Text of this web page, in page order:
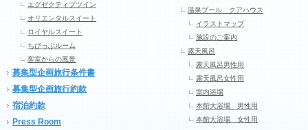
エグゼクティブツイン
オリエンタルスイート
ロイヤルスイート
ちびっぷルーム
客室からの風景
募集型企画旅行条件書
募集型企画旅行約款
宿泊約款
Press Room
温泉プール クアハウス
イラストマップ
施設のご案内
露天風呂
露天風呂男性用
露天風呂女性用
室内浴場
本館大浴場 男性用
本館大浴場 女性用